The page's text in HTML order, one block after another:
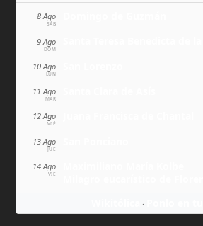
8 Ago
SÁB
9 Ago
DOM
10 Ago
LUN
11 Ago
MAR
12 Ago
MIÉ
13 Ago
JUE
14 Ago
VIE
·